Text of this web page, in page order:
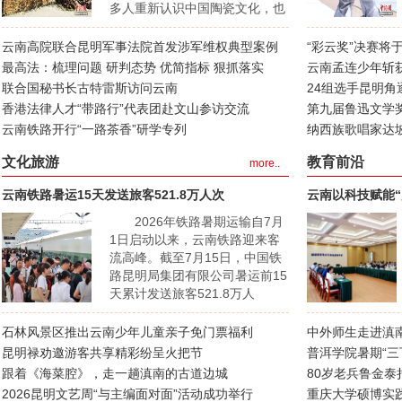
多人重新认识中国陶瓷文化，也
让更多海外艺术家从潦浒出发，
读懂中国龙窑柴烧的深厚底
蕴。...
云南高院联合昆明军事法院首发涉军维权典型案例
最高法：梳理问题 研判态势 优简指标 狠抓落实
联合国秘书长古特雷斯访问云南
香港法律人才“带路行”代表团赴文山参访交流
云南铁路开行“一路茶香”研学专列
文化旅游 more..
云南铁路暑运15天发送旅客521.8万人次
2026年铁路暑期运输自7月
1日启动以来，云南铁路迎来客
流高峰。截至7月15日，中国铁
路昆明局集团有限公司暑运前15
天累计发送旅客521.8万人
次。...
石林风景区推出云南少年儿童亲子免门票福利
昆明禄劝邀游客共享精彩纷呈火把节
跟着《海菜腔》，走一趟滇南的古道边城
2026昆明文艺周“与主编面对面”活动成功举行
“彩云奖”决赛将
云南孟连少年斩
24组选手昆明角
第九届鲁迅文学
纳西族歌唱家达
教育前沿
云南以科技赋能
中外师生走进滇
普洱学院暑期“
80岁老兵鲁金泰
重庆大学硕博实